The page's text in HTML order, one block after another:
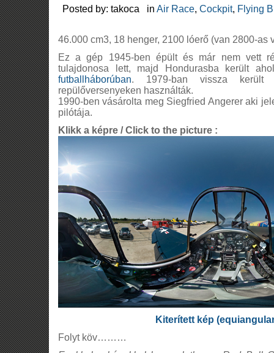
Posted by: takoca in Air Race, Cockpit, Flying
46.000 cm3, 18 henger, 2100 lóerő (van 2800-as
Ez a gép 1945-ben épült és már nem vett
tulajdonosa lett, majd Hondurasba került
futballháborúban. 1979-ban vissza került
repülőversenyeken használták.
1990-ben vásárolta meg Siegfried Angerer aki
pilótája.
Klikk a képre / Click to the picture :
Kiterített kép
Folyt köv………